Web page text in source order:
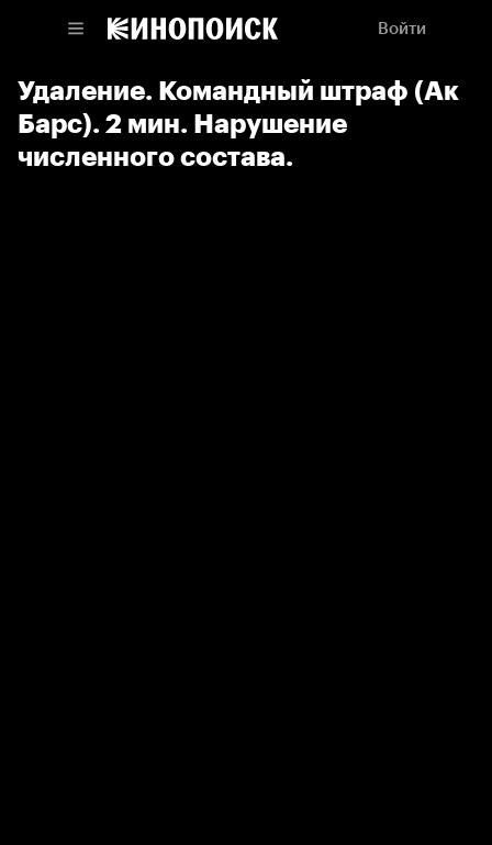
Войти
Удаление. Командный штраф (Ак
Барс). 2 мин. Нарушение
численного состава.